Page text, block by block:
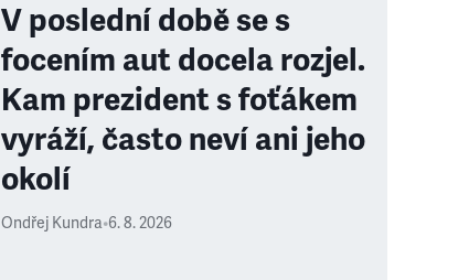
V poslední době se s
focením aut docela rozjel.
Kam prezident s foťákem
vyráží, často neví ani jeho
okolí
Ondřej Kundra•6. 8. 2026